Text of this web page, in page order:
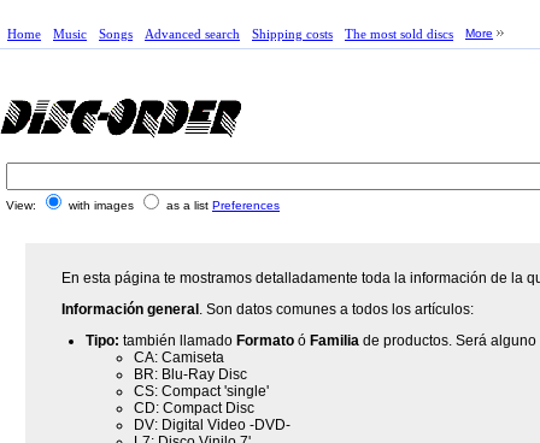
Home Music Songs Advanced search Shipping costs The most sold discs More
View: with images as a list Preferences
En esta página te mostramos detalladamente toda la información de la
Información general . Son datos comunes a todos los artículos:
Tipo: también llamado Formatoó Familiade productos. Será alguno
CA: Camiseta
BR: Blu-Ray Disc
CS: Compact 'single'
CD: Compact Disc
DV: Digital Video -DVD-